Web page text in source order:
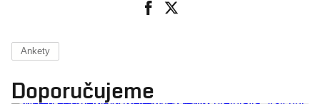
Ankety
Doporučujeme